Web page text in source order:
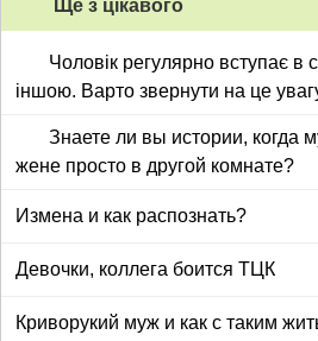
Ще з цiкавого
Чоловік регулярно вступає в
іншою. Варто звернути на це
Знаете ли вы истории, когда
жене просто в другой комнате?
Измена и как распознать?
Девочки, коллега боится ТЦК
Криворукий муж и как с таким